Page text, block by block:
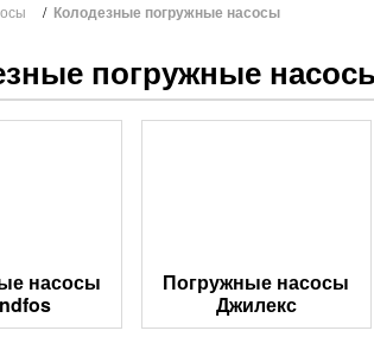
/ Колодезные погружные насосы
погружные
насосы
Погружные насосы
Джилекс